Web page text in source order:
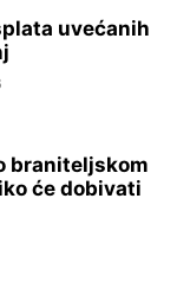
uvećanih
braniteljskom
će dobivati